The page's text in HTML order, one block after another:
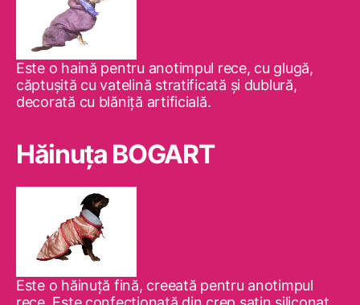
Este o haină pentru anotimpul rece, cu glugă,
căptuşită cu vatelină stratificată şi dublură,
decorată cu blăniţă artificială.
Hăinuţa BOGART
Este o hăinuţă fină, creeată pentru anotimpul